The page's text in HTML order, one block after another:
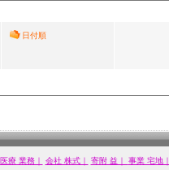
日付順
医療 業務｜ 会社 株式｜ 寄附 益｜ 事業 宅地